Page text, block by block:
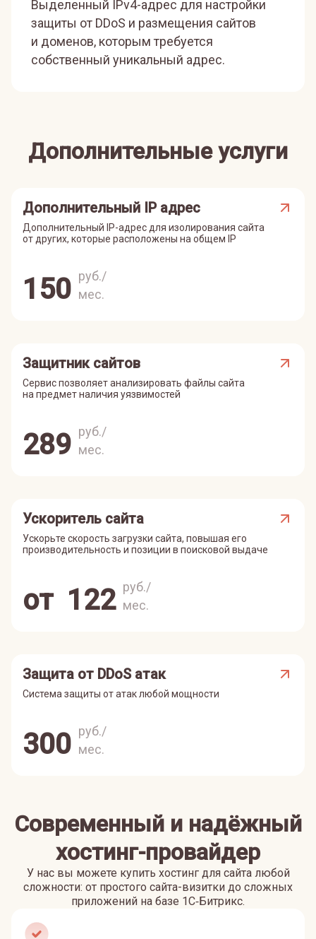
Выделенный IPv4-адрес для настройки
защиты от DDoS и размещения сайтов
и доменов, которым требуется
собственный уникальный адрес.
Дополнительные услуги
Дополнительный IP адрес
Дополнительный IP-адрес для изолирования сайта
от других, которые расположены на общем IP
150 руб./
мес.
Защитник сайтов
Сервис позволяет анализировать файлы сайта
на предмет наличия уязвимостей
289 руб./
мес.
Ускоритель сайта
Ускорьте скорость загрузки сайта, повышая его
производительность и позиции в поисковой выдаче
от 122 руб./
мес.
Защита от DDoS атак
Система защиты от атак любой мощности
300 руб./
мес.
Современный и надёжный
хостинг-провайдер
У нас вы можете купить хостинг для сайта любой
сложности: от простого сайта-визитки до сложных
приложений на базе 1С‑Битрикс.